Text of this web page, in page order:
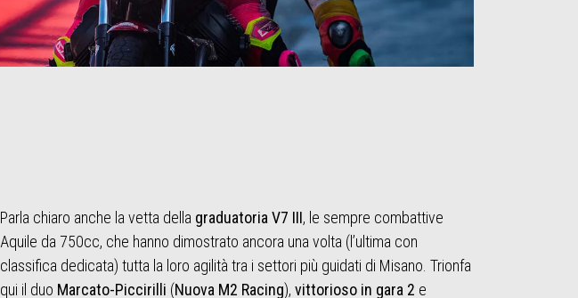
Parla chiaro anche la vetta della graduatoria V7 III, le sempre combattive
Aquile da 750cc, che hanno dimostrato ancora una volta (l’ultima con
classifica dedicata) tutta la loro agilità tra i settori più guidati di Misano. Trionfa
qui il duo Marcato-Piccirilli (Nuova M2 Racing),vittorioso in gara 2 e